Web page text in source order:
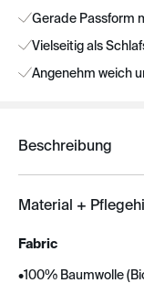
Gerade Passform
Vielseitig als
Angenehm weich
Beschreibung
Material +
Fabric
•100% Baumwolle